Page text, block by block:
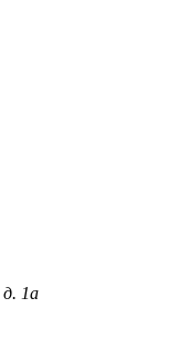
1а